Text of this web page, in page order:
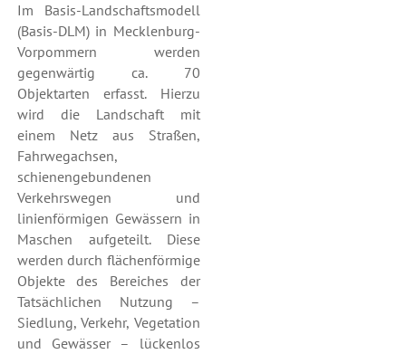
Im Basis-Landschaftsmodell
(Basis-DLM) in Mecklenburg-
Vorpommern werden
gegenwärtig ca. 70
Objektarten erfasst. Hierzu
wird die Landschaft mit
einem Netz aus Straßen,
Fahrwegachsen,
schienengebundenen
Verkehrswegen und
linienförmigen Gewässern in
Maschen aufgeteilt. Diese
werden durch flächenförmige
Objekte des Bereiches der
Tatsächlichen Nutzung –
Siedlung, Verkehr, Vegetation
und Gewässer – lückenlos